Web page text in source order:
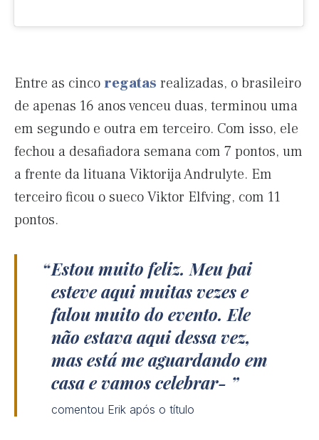
Entre as cincoregatas realizadas, o brasileiro
de apenas 16 anos venceu duas, terminou uma
em segundo e outra em terceiro. Com isso, ele
fechou a desafiadora semana com 7 pontos, um
a frente da lituana Viktorija Andrulyte. Em
terceiro ficou o sueco Viktor Elfving, com 11
pontos.
Estou muito feliz. Meu pai
esteve aqui muitas vezes e
falou muito do evento. Ele
não estava aqui dessa vez,
mas está me aguardando em
casa e vamos celebrar-
comentou Erik após o título